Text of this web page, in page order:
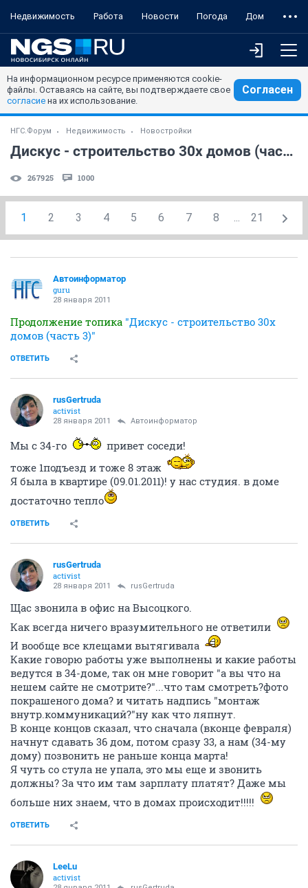
Недвижимость Работа Новости Погода Дом
На информационном ресурсе применяются cookie-
файлы. Оставаясь на сайте, вы подтверждаете свое
согласие на их использование.
Согласен
НГС.Форум Недвижимость Новостройки
Дискус - строительство 30х домов (часть 4)
267925 1000
1 2 3 4 5 6 7 8 ... 21
Автоинформатор
guru
28 января 2011
Продолжение топика "Дискус - строительство 30х
домов (часть 3)"
ОТВЕТИТЬ
rusGertruda
activist
28 января 2011 Автоинформатор
Мы с 34-го
привет соседи!
тоже 1подъезд и тоже 8 этаж
Я была в квартире (09.01.2011)! у нас студия. в доме
достаточно тепло
ОТВЕТИТЬ
rusGertruda
activist
28 января 2011 rusGertruda
Щас звонила в офис на Высоцкого.
Как всегда ничего вразумительного не ответили
И вообще все клещами вытягивала
Какие говорю работы уже выполнены и какие работы
ведутся в 34-доме, так он мне говорит "а вы что на
нешем сайте не смотрите?"...что там смотреть?фото
покрашеного дома? и читать надпись "монтаж
внутр.коммуникаций?"ну как что ляпнут.
В конце концов сказал, что сначала (вконце февраля)
начнут сдавать 36 дом, потом сразу 33, а нам (34-му
дому) позвонить не раньше конца марта!
Я чуть со стула не упала, это мы еще и звонить
должны? За что им там зарплату платят? Даже мы
больше них знаем, что в домах происходит!!!!!
ОТВЕТИТЬ
LeeLu
activist